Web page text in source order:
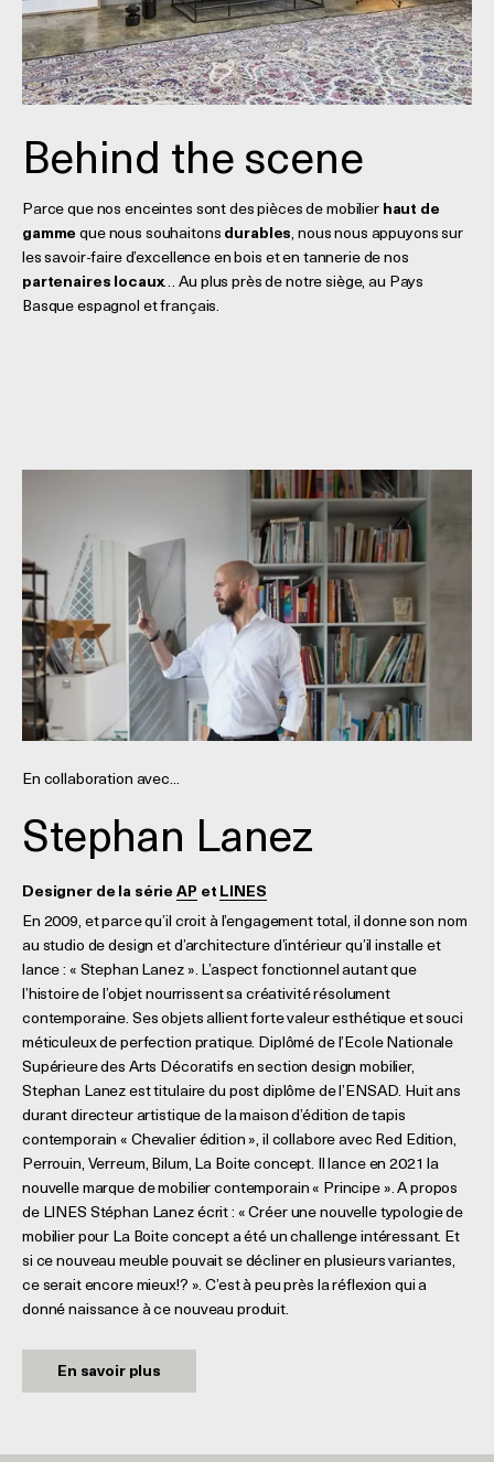
Behind the scene
Parce que nos enceintes sont des pièces de mobilier haut de
gamme que nous souhaitons durables, nous nous appuyons sur
les savoir-faire d’excellence en bois et en tannerie de nos
partenaires locaux… Au plus près de notre siège, au Pays
Basque espagnol et français.
En collaboration avec...
Stephan Lanez
Designer de la sérieAP et LINES
En 2009, et parce qu’il croit à l’engagement total, il donne son nom
au studio de design et d’architecture d’intérieur qu’il installe et
lance : « Stephan Lanez ». L’aspect fonctionnel autant que
l’histoire de l’objet nourrissent sa créativité résolument
contemporaine. Ses objets allient forte valeur esthétique et souci
méticuleux de perfection pratique. Diplômé de l’Ecole Nationale
Supérieure des Arts Décoratifs en section design mobilier,
Stephan Lanez est titulaire du post diplôme de l’ENSAD. Huit ans
durant directeur artistique de la maison d’édition de tapis
contemporain « Chevalier édition », il collabore avec Red Edition,
Perrouin, Verreum, Bilum, La Boite concept. Il lance en 2021 la
nouvelle marque de mobilier contemporain « Principe ». A propos
de LINES Stéphan Lanez écrit : « Créer une nouvelle typologie de
mobilier pour La Boite concept a été un challenge intéressant. Et
si ce nouveau meuble pouvait se décliner en plusieurs variantes,
ce serait encore mieux!? ». C’est à peu près la réflexion qui a
donné naissance à ce nouveau produit.
En savoir plus